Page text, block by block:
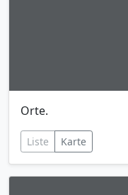
Orte.
Liste Karte